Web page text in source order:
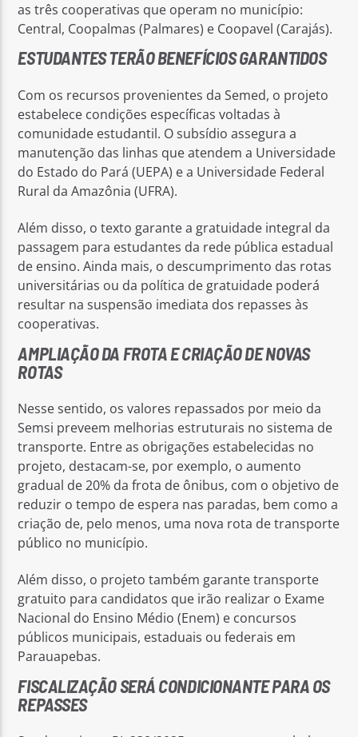
as três cooperativas que operam no município:
Central, Coopalmas (Palmares) e Coopavel (Carajás).
ESTUDANTES TERÃO BENEFÍCIOS GARANTIDOS
Com os recursos provenientes da Semed, o projeto
estabelece condições específicas voltadas à
comunidade estudantil. O subsídio assegura a
manutenção das linhas que atendem a Universidade
do Estado do Pará (UEPA) e a Universidade Federal
Rural da Amazônia (UFRA).
Além disso, o texto garante a gratuidade integral da
passagem para estudantes da rede pública estadual
de ensino. Ainda mais, o descumprimento das rotas
universitárias ou da política de gratuidade poderá
resultar na suspensão imediata dos repasses às
cooperativas.
AMPLIAÇÃO DA FROTA E CRIAÇÃO DE NOVAS
ROTAS
Nesse sentido, os valores repassados por meio da
Semsi preveem melhorias estruturais no sistema de
transporte. Entre as obrigações estabelecidas no
projeto, destacam-se, por exemplo, o aumento
gradual de 20% da frota de ônibus, com o objetivo de
reduzir o tempo de espera nas paradas, bem como a
criação de, pelo menos, uma nova rota de transporte
público no município.
Além disso, o projeto também garante transporte
gratuito para candidatos que irão realizar o Exame
Nacional do Ensino Médio (Enem) e concursos
públicos municipais, estaduais ou federais em
Parauapebas.
FISCALIZAÇÃO SERÁ CONDICIONANTE PARA OS
REPASSES